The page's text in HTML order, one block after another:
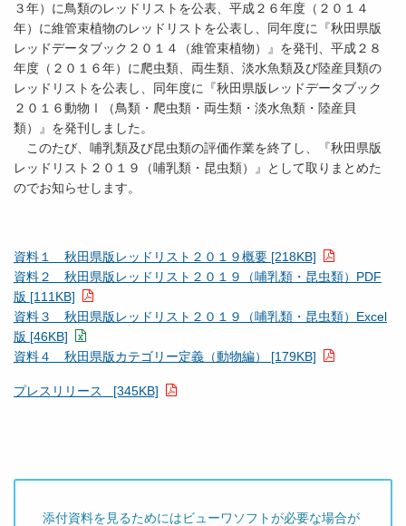
３年）に鳥類のレッドリストを公表、平成２６年度（２０１４
年）に維管束植物のレッドリストを公表し、同年度に『秋田県版
レッドデータブック２０１４（維管束植物）』を発刊、平成２８
年度（２０１６年）に爬虫類、両生類、淡水魚類及び陸産貝類の
レッドリストを公表し、同年度に『秋田県版レッドデータブック
２０１６動物Ⅰ（鳥類・爬虫類・両生類・淡水魚類・陸産貝
類）』を発刊しました。
このたび、哺乳類及び昆虫類の評価作業を終了し、『秋田県版
レッドリスト２０１９（哺乳類・昆虫類）』として取りまとめた
のでお知らせします。
資料１ 秋田県版レッドリスト２０１９概要 [218KB]
資料２ 秋田県版レッドリスト２０１９（哺乳類・昆虫類）PDF
版 [111KB]
資料３ 秋田県版レッドリスト２０１９（哺乳類・昆虫類）Excel
版 [46KB]
資料４ 秋田県版カテゴリー定義（動物編） [179KB]
プレスリリース [345KB]
添付資料を見るためにはビューワソフトが必要な場合が